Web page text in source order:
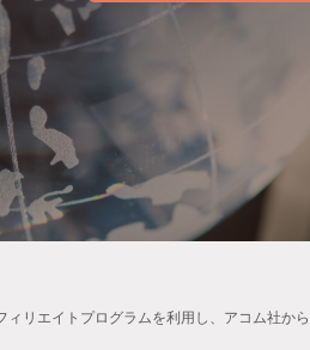
ィリエイトプログラムを利用し、アコム社か